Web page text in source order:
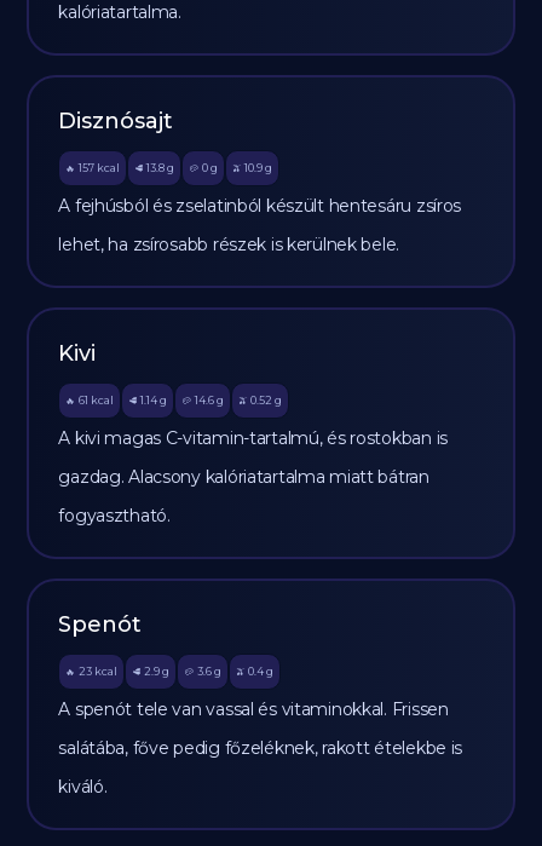
kalóriatartalma.
Disznósajt
🔥 157 kcal 🥩 13.8 g 🥔 0g 🫒 10.9 g
A fejhúsból és zselatinból készült hentesáru zsíros
lehet, ha zsírosabb részek is kerülnek bele.
Kivi
🔥 61 kcal 🥩 1.14 g 🥔 14.6g 🫒 0.52 g
A kivi magas C-vitamin-tartalmú, és rostokban is
gazdag. Alacsony kalóriatartalma miatt bátran
fogyasztható.
Spenót
🔥 23 kcal 🥩 2.9 g 🥔 3.6g 🫒 0.4 g
A spenót tele van vassal és vitaminokkal. Frissen
salátába, főve pedig főzeléknek, rakott ételekbe is
kiváló.